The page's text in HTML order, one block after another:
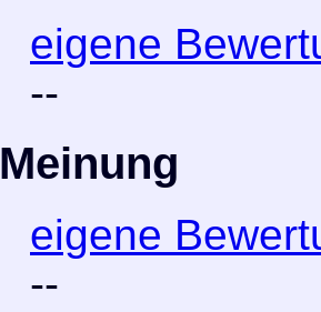
eigene
--
Meinung
eigene
--